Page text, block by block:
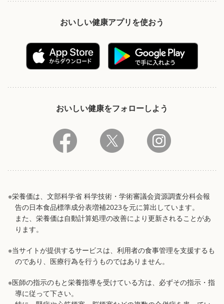
おいしい健康アプリを使おう
おいしい健康をフォローしよう
※栄養価は、文部科学省 科学技術・学術審議会資源調査分科会報
告の日本食品標準成分表増補2023を元に算出しています。
また、栄養価は自動計算処理の改善により更新されることがあ
ります。
※当サイトが提供するサービスは、利用者の食事管理を支援するも
のであり、医療行為を行うものではありません。
※医師の指示のもと栄養指導を受けている方は、必ずその指示・指
導に従って下さい。